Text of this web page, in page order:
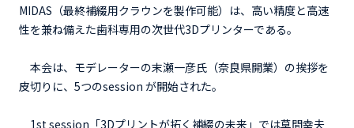
MIDAS（最終補綴用クラウンを製作可能）は、高い精度と高速
性を兼ね備えた歯科専用の次世代3Dプリンターである。
本会は、モデレーターの末瀬一彦氏（奈良県開業）の挨拶を
皮切りに、5つのsession が開始された。
1st session「3Dプリントが拓く補綴の未来」では草間幸夫